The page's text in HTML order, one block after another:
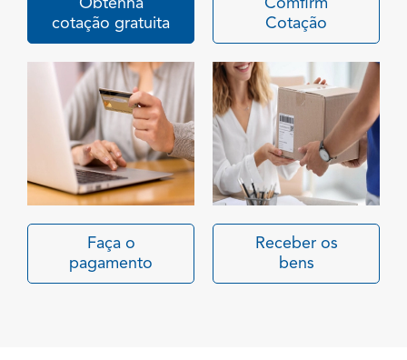
cotação gratuita
Cotação
Faça o
pagamento
Receber os
bens